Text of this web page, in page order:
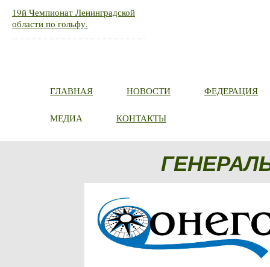
19й Чемпионат Ленинградской
области по гольфу.
ГЛАВНАЯ НОВОСТИ ФЕДЕРАЦИЯ
МЕДИА КОНТАКТЫ